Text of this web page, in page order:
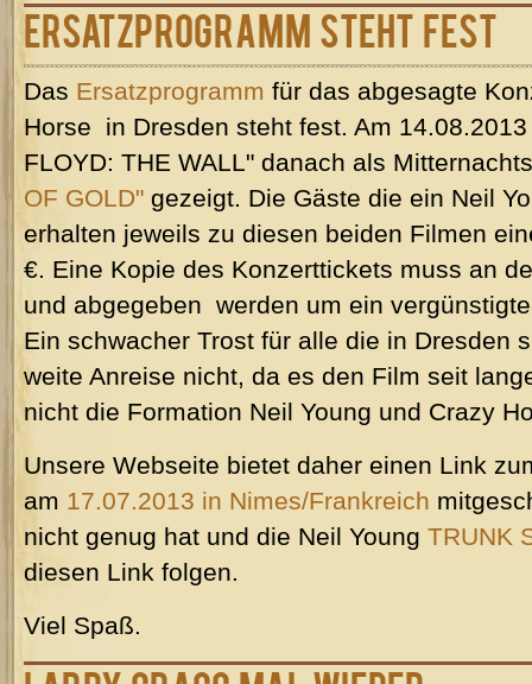
Ersatzprogramm steht fest
Das Ersatzprogramm für das abgesagte
Horse
in Dresden steht fest. Am 14.08.2013
FLOYD: THE WALL" danach als
OF GOLD" gezeigt. Die Gäste die ein Neil
erhalten jeweils zu diesen beiden Filmen
€. Eine Kopie des Konzerttickets muss an
und abgegeben werden um ein
Ein schwacher Trost für alle die in Dresden
weite Anreise nicht, da es den Film seit
nicht die Formation Neil Young und Crazy
Unsere Webseite bietet daher einen Link
am 17.07.2013 in Nimes/Frankreich
nicht genug hat und die Neil Young TRUNK
diesen Link folgen.
Viel Spaß.